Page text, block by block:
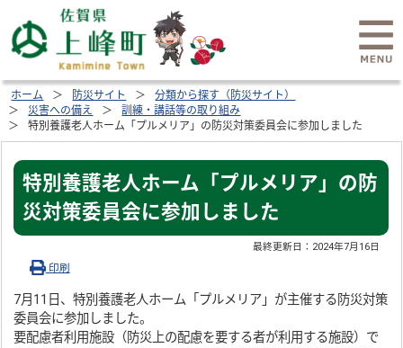
ホーム 防災サイト
分類から探す（防災サイト）
災害への備え
訓練・講話等の取り組み
特別養護老人ホーム「プルメリア」の防災対策委員会に参加しました
特別養護老人ホーム「プルメリア」の防
災対策委員会に参加しました
最終更新日： 2024年7月16日
印刷
7月11日、特別養護老人ホーム「プルメリア」が主催する防災対策
委員会に参加しました。
要配慮者利用施設（防災上の配慮を要する者が利用する施設）で